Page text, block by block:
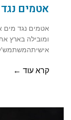
אטמים
אטמים נגד מים
ומובילה בארץ
קרא עוד ←